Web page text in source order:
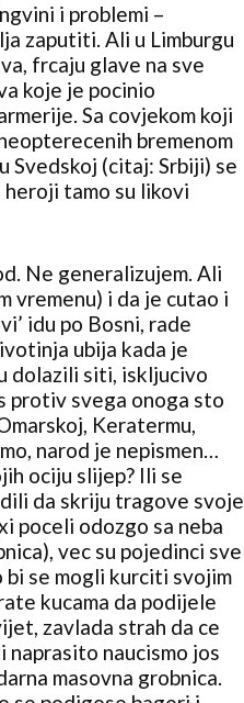
i problemi –
zaputiti. Ali u Limburgu
frcaju glave na sve
koje je pocinio
Sa covjekom koji
bremenom
Svedskoj (citaj: Srbiji) se
heroji tamo su likovi
Ne generalizujem. Ali
vremenu) i da je cutao i
idu po Bosni, rade
ubija kada je
dolazili siti, iskljucivo
protiv svega onoga sto
Keratermu,
narod je nepismen…
ociju slijep? Ili se
da skriju tragove svoje
poceli odozgo sa neba
vec su pojedinci sve
se mogli kurciti svojim
kucama da podijele
zavlada strah da ce
naprasito naucismo jos
masovna grobnica.